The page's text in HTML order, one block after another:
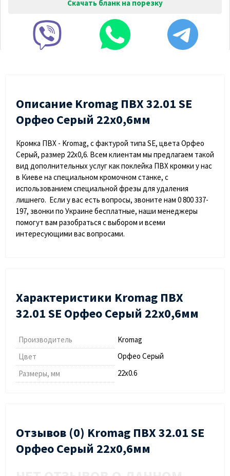
Скачать бланк на порезку
Описание Kromag ПВХ 32.01 SЕ
Орфео Cерый 22х0,6мм
Кромка ПВХ - Kromag, с фактурой типа SE, цвета Орфео
Серый, размер 22х0,6. Всем клиентам мы предлагаем такой
вид дополнительных услуг как поклейка ПВХ кромки у нас
в Киеве на специальном кромочном станке, с
использованием специальной фрезы для удаления
лишнего. Если у вас есть вопросы, звоните нам 0 800 337-
197, звонки по Украине бесплатные, наши менеджеры
помогут вам разобраться с выбором и всеми
интересующими вас вопросами.
Характеристики Kromag ПВХ
32.01 SЕ Орфео Cерый 22х0,6мм
Производитель
Kromag
Цвет
Орфео Cерый
Размеры, мм
22х0.6
Отзывов (0) Kromag ПВХ 32.01 SЕ
Орфео Cерый 22х0,6мм